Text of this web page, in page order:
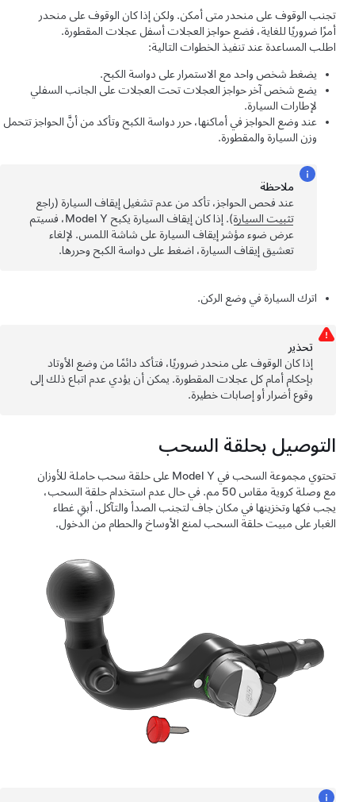
تجنب الوقوف على منحدر متى أمكن. ولكن إذا كان الوقوف على منحدر
أمرًا ضروريًا للغاية، فضع حواجز العجلات أسفل عجلات المقطورة.
اطلب المساعدة عند تنفيذ الخطوات التالية:
يضغط شخص واحد مع الاستمرار على دواسة الكبح.
يضع شخص آخر حواجز العجلات تحت العجلات على الجانب السفلي
لإطارات السيارة.
عند وضع الحواجز في أماكنها، حرر دواسة الكبح وتأكد من أنَّ الحواجز تتحمل
وزن السيارة والمقطورة.
ملاحظة
عند فحص الحواجز، تأكد من عدم تشغيل إيقاف السيارة (راجع
تثبيت السيارة). إذا كان إيقاف السيارة يكبحModel Y، فسيتم
عرض ضوء مؤشر إيقاف السيارة على شاشة اللمس. لإلغاء
تعشيق إيقاف السيارة، اضغط على دواسة الكبح وحررها.
اترك السيارة في وضع الركن.
تحذﻳر
إذا كان الوقوف على منحدر ضروريًا، فتأكد دائمًا من وضع الأوتاد
بإحكام أمام كل عجلات المقطورة. يمكن أن يؤدي عدم اتباع ذلك إلى
وقوع أضرار أو إصابات خطيرة.
التوصيل بحلقة السحب
تحتوي مجموعة السحب فيModel Yعلى حلقة سحب حاملة للأوزان
مع وصلة كروية مقاس 50 مم. في حال عدم استخدام حلقة السحب،
يجب فكها وتخزينها في مكان جاف لتجنب الصدأ والتآكل. أبقِ غطاء
الغبار على مبيت حلقة السحب لمنع الأوساخ والحطام من الدخول.